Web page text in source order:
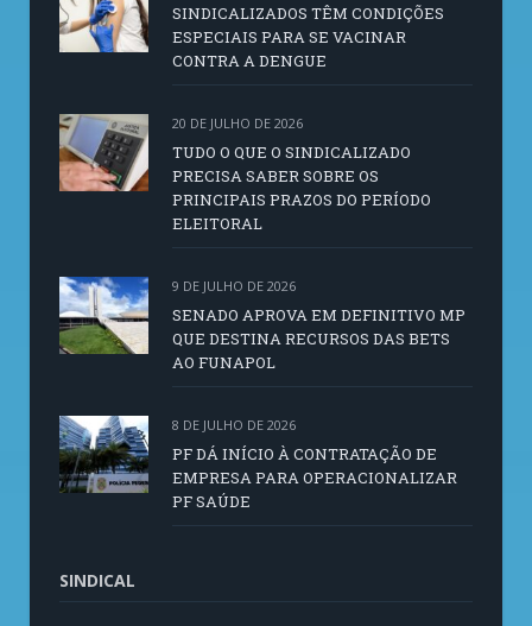
SINDICALIZADOS TÊM CONDIÇÕES
ESPECIAIS PARA SE VACINAR
CONTRA A DENGUE
20 DE JULHO DE 2026
TUDO O QUE O SINDICALIZADO
PRECISA SABER SOBRE OS
PRINCIPAIS PRAZOS DO PERÍODO
ELEITORAL
9 DE JULHO DE 2026
SENADO APROVA EM DEFINITIVO MP
QUE DESTINA RECURSOS DAS BETS
AO FUNAPOL
8 DE JULHO DE 2026
PF DÁ INÍCIO À CONTRATAÇÃO DE
EMPRESA PARA OPERACIONALIZAR
PF SAÚDE
SINDICAL